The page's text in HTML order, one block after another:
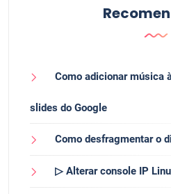
Como adicionar música
slides do Google
Como desfragmentar o
▷ Alterar console IP